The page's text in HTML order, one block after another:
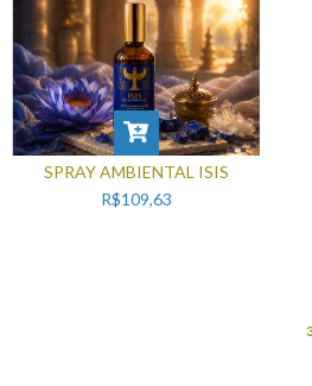
SPRAY AMBIENTAL ISIS
R$109,63